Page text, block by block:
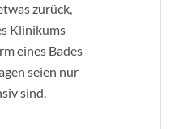
zurück,
Klinikums
eines Bades
seien nur
sind.